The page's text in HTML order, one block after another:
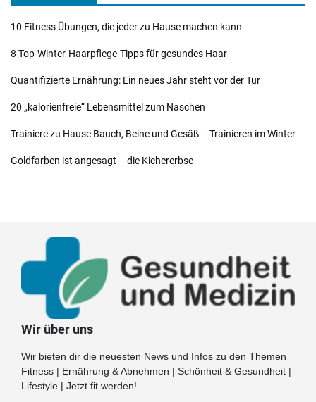
10 Fitness Übungen, die jeder zu Hause machen kann
8 Top-Winter-Haarpflege-Tipps für gesundes Haar
Quantifizierte Ernährung: Ein neues Jahr steht vor der Tür
20 „kalorienfreie“ Lebensmittel zum Naschen
Trainiere zu Hause Bauch, Beine und Gesäß – Trainieren im Winter
Goldfarben ist angesagt – die Kichererbse
Wir über uns
Wir bieten dir die neuesten News und Infos zu den Themen
Fitness | Ernährung & Abnehmen | Schönheit & Gesundheit |
Lifestyle | Jetzt fit werden!